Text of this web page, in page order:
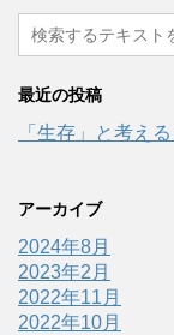
最近の投稿
「生存」と考え
アーカイブ
2024年8月
2023年2月
2022年11月
2022年10月